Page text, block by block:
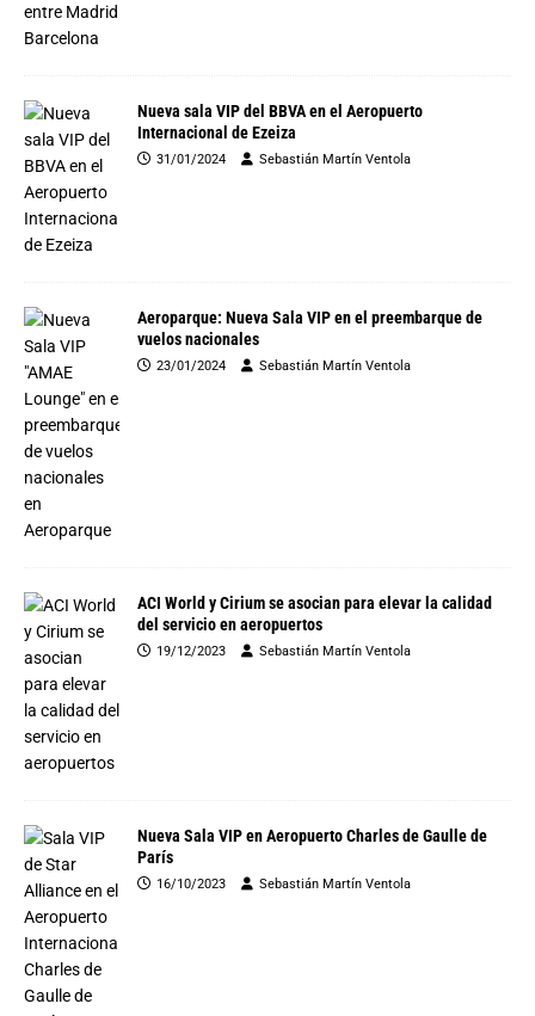
Nueva sala VIP del BBVA en el Aeropuerto
Internacional de Ezeiza
31/01/2024 Sebastián Martín Ventola
Aeroparque: Nueva Sala VIP en el preembarque de
vuelos nacionales
23/01/2024 Sebastián Martín Ventola
ACI World y Cirium se asocian para elevar la calidad
del servicio en aeropuertos
19/12/2023 Sebastián Martín Ventola
Nueva Sala VIP en Aeropuerto Charles de Gaulle de
París
16/10/2023 Sebastián Martín Ventola